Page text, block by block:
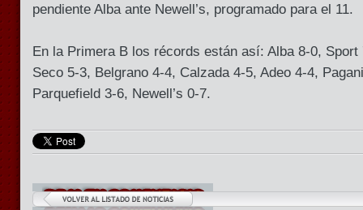
pendiente Alba ante Newell’s, programado para el 11.
En la Primera B los récords están así: Alba 8-0, Sport
Seco 5-3, Belgrano 4-4, Calzada 4-5, Adeo 4-4,
Parquefield 3-6, Newell’s 0-7.